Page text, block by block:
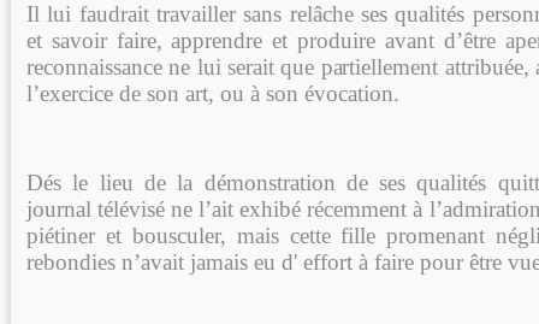
Il lui faudrait travailler sans relâche ses qualités
et savoir faire, apprendre et produire avant d’être
reconnaissance ne lui serait que partiellement
l’exercice de son art, ou à son évocation.
Dés le lieu de la démonstration de ses qualités
journal télévisé ne l’ait exhibé récemment à
piétiner et bousculer, mais cette fille promenant
rebondies n’avait jamais eu d' effort à faire pour être